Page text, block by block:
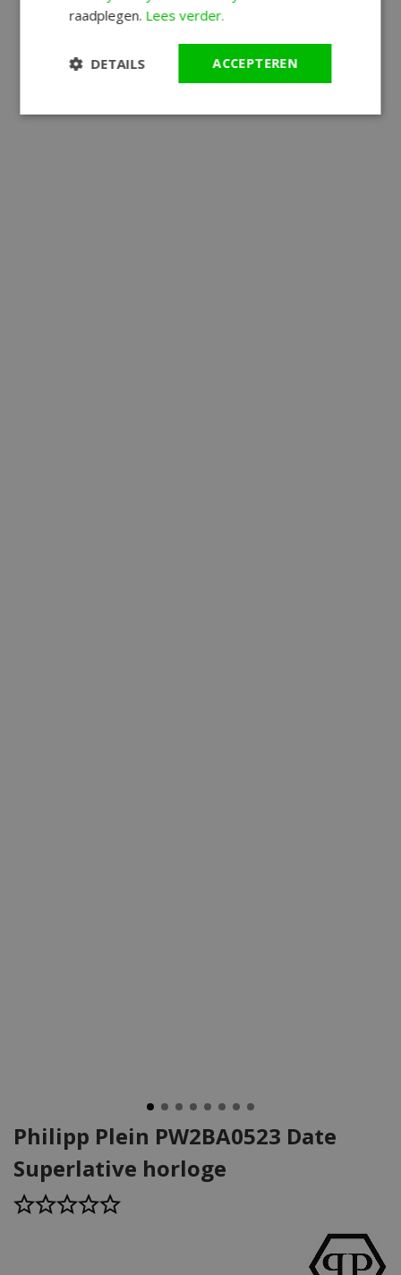
Philipp Plein PW2BA0523 Date
Superlative horloge
raadplegen. Lees verder.
ACCEPTEREN
DETAILS